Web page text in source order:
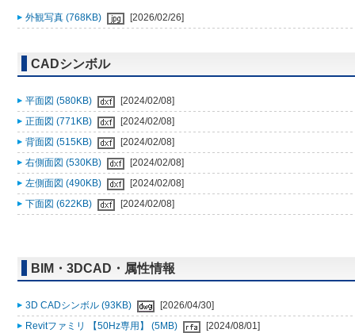
外観写真 (768KB) [2026/02/26]
CADシンボル
平面図 (580KB)
[2024/02/08]
正面図 (771KB)
[2024/02/08]
背面図 (515KB)
[2024/02/08]
右側面図 (530KB)
[2024/02/08]
左側面図 (490KB)
[2024/02/08]
下面図 (622KB)
[2024/02/08]
BIM・3DCAD・属性情報
3D CADシンボル (93KB)
[2026/04/30]
Revitファミリ 【50Hz専用】 (5MB)
[2024/08/01]